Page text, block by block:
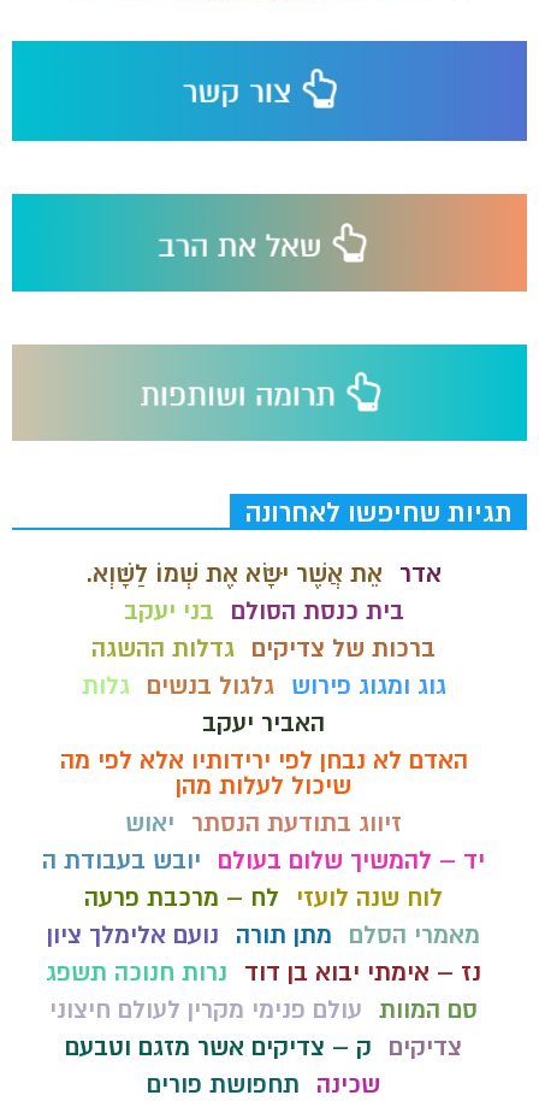
תגיות שחיפשו לאחרונה
אדר
אֵת אֲשֶׁר יִשָּׂא אֶת שְׁמוֹ לַשָּׁוְא.
בית כנסת הסולם
בני יעקב
ברכות של צדיקים גדלות ההשגה
גוג ומגוג פירוש
גלגול בנשים
גלות
האביר יעקב
האדם לא נבחן לפי ירידותיו אלא לפי מה
שיכול לעלות מהן
זיווג בתודעת הנסתר
יאוש
יד – להמשיך שלום בעולם
יובש בעבודת ה
לוח שנה לועזי
לח – מרכבת פרעה
מאמרי הסלם
מתן תורה
נועם אלימלך ציון
נז – אימתי יבוא בן דוד
נרות חנוכה תשפג
סם המוות עולם פנימי מקרין לעולם חיצוני
צדיקים
ק – צדיקים אשר מזגם וטבעם
שכינה
תחפושת פורים